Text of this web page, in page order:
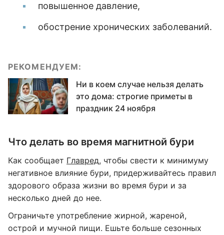
повышенное давление,
обострение хронических заболеваний.
РЕКОМЕНДУЕМ:
Ни в коем случае нельзя делать
это дома: строгие приметы в
праздник 24 ноября
Что делать во время магнитной бури
Как сообщает Главред, чтобы свести к минимуму
негативное влияние бури, придерживайтесь правил
здорового образа жизни во время бури и за
несколько дней до нее.
Ограничьте употребление жирной, жареной,
острой и мучной пищи. Ешьте больше сезонных